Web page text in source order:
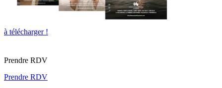
à télécharger !
Prendre RDV
Prendre RDV